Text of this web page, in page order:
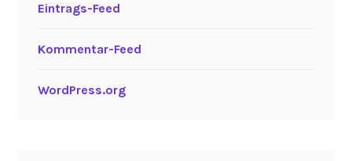
Eintrags-Feed
Kommentar-Feed
WordPress.org